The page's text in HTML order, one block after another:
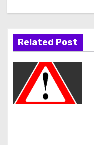
η
ά
ρ
θ
Related Post